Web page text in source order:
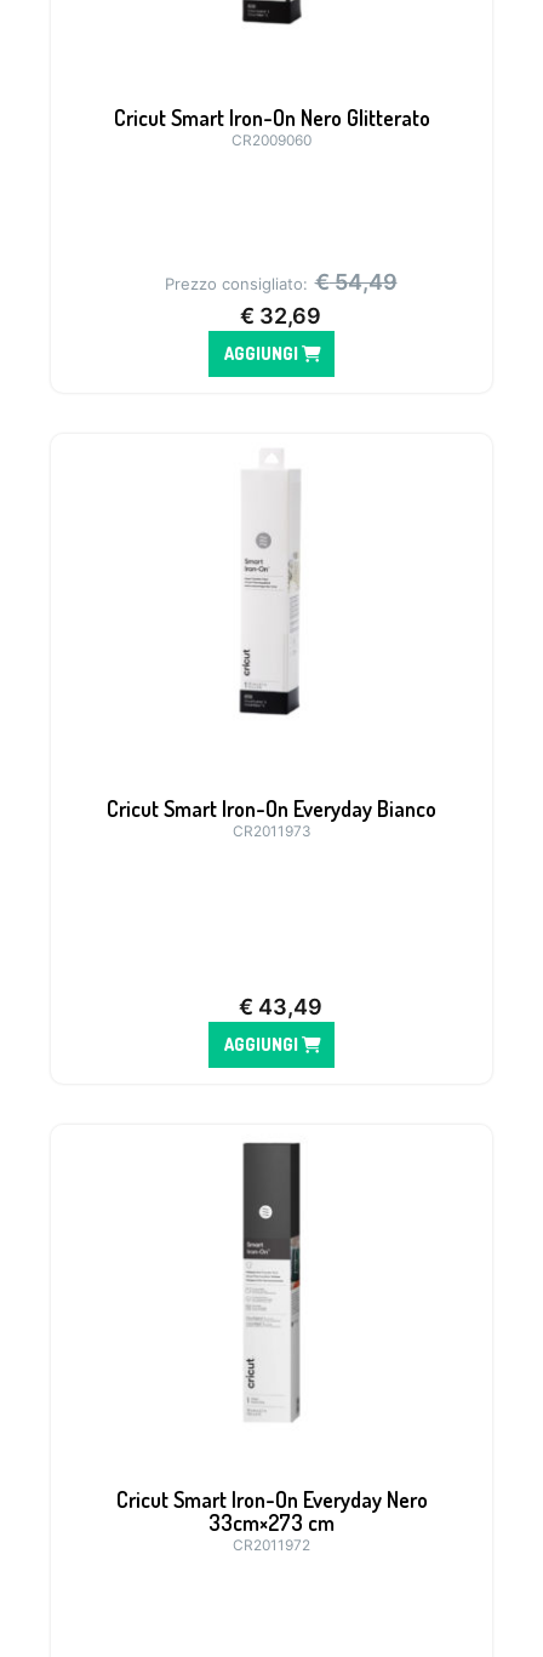
Cricut Smart Iron-On Nero Glitterato
CR2009060
Prezzo consigliato: €54,49
€ 32,69
AGGIUNGI
Cricut Smart Iron-On Everyday Bianco
CR2011973
€ 43,49
AGGIUNGI
Cricut Smart Iron-On Everyday Nero
33cm×273 cm
CR2011972